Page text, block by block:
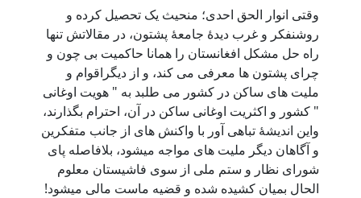
وقتی انوار الحق احدی؛ منحیث یک تحصیل کرده و
روشنفکر و غرب دیدۀ جامعۀ پشتون، در مقالاتش تنها
راه حل مشکل افغانستان را همانا حاکمیت بی چون و
چرای پشتون ها معرفی می کند، و از دیگراقوام و
ملیت های ساکن در کشور می طلبد به " هویت اوغانی
" کشور و اکثریت اوغانی ساکن در آن، احترام بگذارند،
واین اندیشۀ تباهی آور با واکنش های از جانب متفکرین
و آگاهان دیگر ملیت های مواجه میشود، بلافاصله پای
شورای نظار و ستم ملی از سوی فاشیستان معلوم
الحال بمیان کشیده شده و قضیه ماست مالی میشود!